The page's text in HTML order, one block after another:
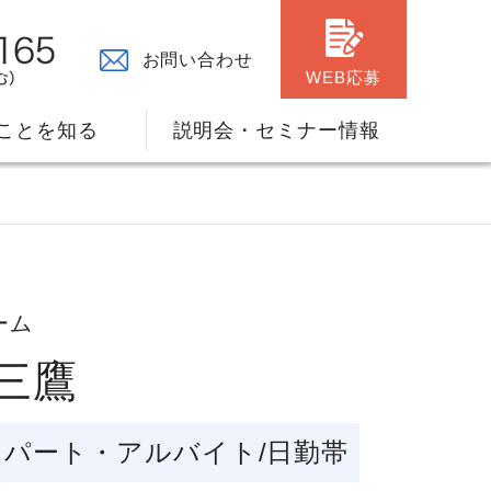
お問い合わせ
WEB応募
リアプランのサポート
とを知る
の原点
説明会・セミナー情報
ム
鷹
パート・アルバイト/日勤帯